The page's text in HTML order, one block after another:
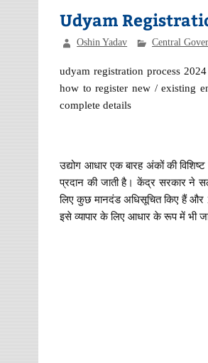
Udyam
Oshin Yadav Central
udyam registration process
how to register new / existing
complete details
उद्योग आधार एक बारह अंकों की
प्रदान की जाती है। केंद्र सरकार ने
लिए कुछ मानदंड अधिसूचित किए हैं और
इसे व्यापार के लिए आधार के रूप में भी